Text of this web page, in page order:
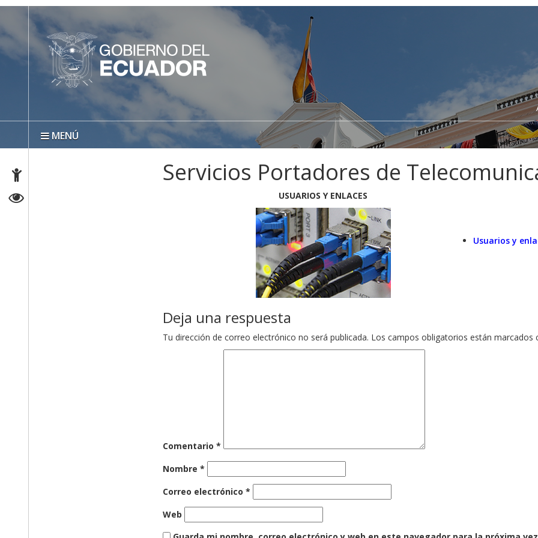
MENÚ
Servicios Portadores de
USUARIOS Y ENLACES
Usuarios y
Deja una respuesta
Tu dirección de correo electrónico no será publicada. Los campos obligatorios están marcados
Comentario*
Nombre*
Correo electrónico*
Web